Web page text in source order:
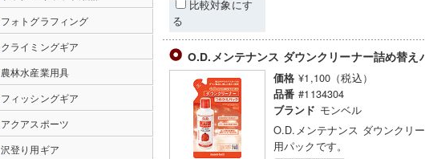
比較対象にす
る
O.D.メンテナンス ダウンクリーナー詰め替え
価格 ¥1,100（税込）
品番 #1134304
ブランド モンベル
O.D.メンテナンス ダウンクリ
用パックです。
フォトグラフィング
クライミングギア
農林水産業用具
フィッシングギア
アクアスポーツ
沢登り用ギア